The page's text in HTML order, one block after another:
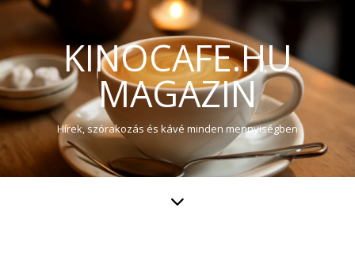
KINOCAFE.HU
MAGAZIN
Hírek, szórakozás és kávé minden mennyiségben